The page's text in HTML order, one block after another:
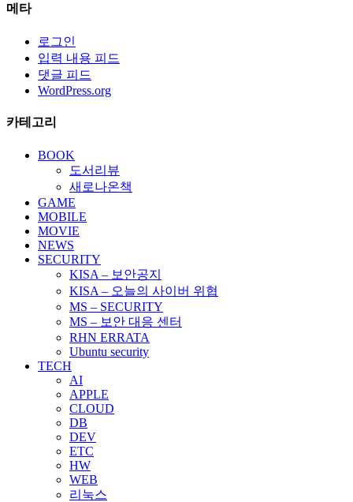
메타
로그인
입력 내용 피드
댓글 피드
WordPress.org
카테고리
BOOK
도서리뷰
새로나온책
GAME
MOBILE
MOVIE
NEWS
SECURITY
KISA – 보안공지
KISA – 오늘의 사이버 위협
MS – SECURITY
MS – 보안 대응 센터
RHN ERRATA
Ubuntu security
TECH
AI
APPLE
CLOUD
DB
DEV
ETC
HW
WEB
리눅스